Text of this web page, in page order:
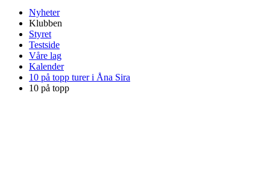
Nyheter
Klubben
Styret
Testside
Våre lag
Kalender
10 på topp turer i Åna Sira
10 på topp